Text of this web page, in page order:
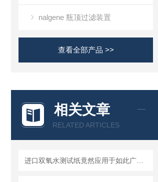
nalgene 瓶顶过滤装置
查看全部产品 >>
相关文章
RELATED ARTICLES